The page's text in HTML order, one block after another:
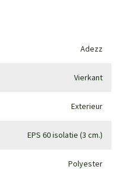
Adezz
Vierkant
Exterieur
EPS 60 isolatie (3 cm.)
Polyester